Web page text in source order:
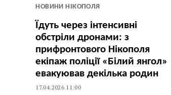
НОВИНИ НІКОПОЛЯ
Їдуть через інтенсивні
обстріли дронами: з
прифронтового Нікополя
екіпаж поліції «Білий янгол»
евакуював декілька родин
17.04.2026 11:00